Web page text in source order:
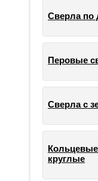
Сверла по
Перовые
Сверла с
круглые